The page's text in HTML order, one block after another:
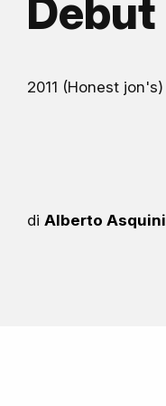
Debut
2011 (Honest jon's)
diAlberto Asquini